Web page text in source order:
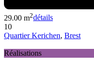
29.00 m2détails
10
Quartier Kerichen, Brest
Réalisations